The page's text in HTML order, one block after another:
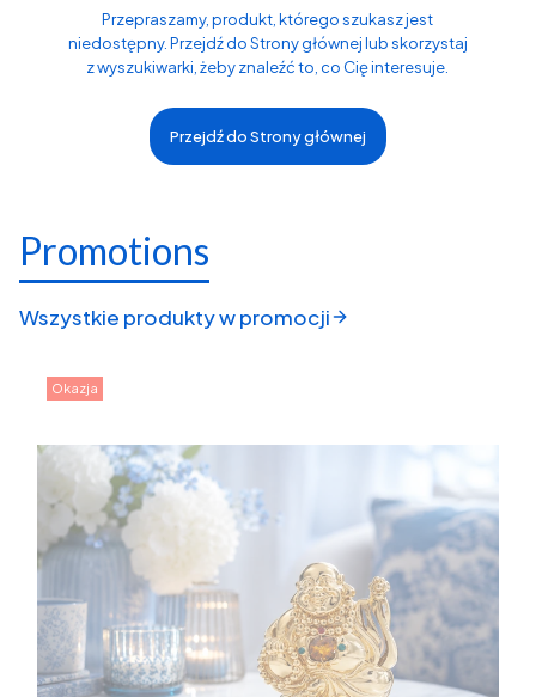
Przepraszamy, produkt, którego szukasz jest
niedostępny. Przejdź do Strony głównej lub skorzystaj
z wyszukiwarki, żeby znaleźć to, co Cię interesuje.
Przejdź do Strony głównej
Promotions
Wszystkie produkty w promocji
Okazja